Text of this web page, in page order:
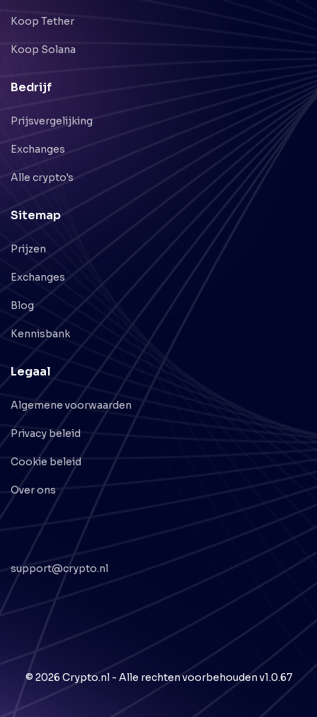
support@crypto.nl
Koop Tether
Koop Solana
Bedrijf
Prijsvergelijking
Exchanges
Alle crypto's
Sitemap
Prijzen
Exchanges
Blog
Kennisbank
Legaal
Algemene voorwaarden
Privacy beleid
Cookie beleid
Over ons
© 2026 Crypto.nl - Alle rechten voorbehouden v1.0.67